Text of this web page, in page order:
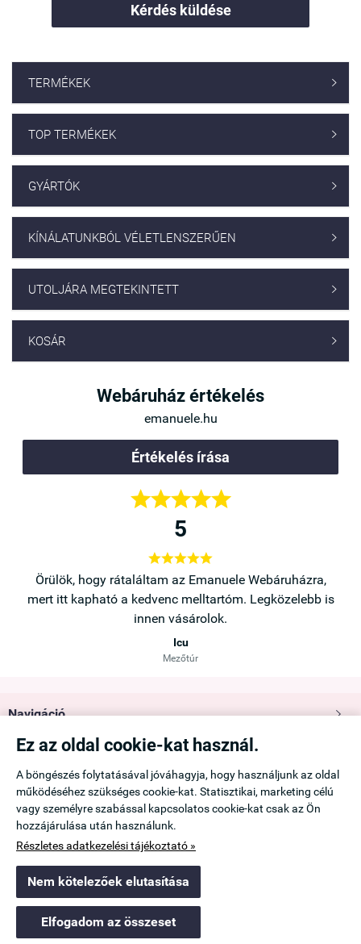
Ez az oldal cookie-kat használ.
A böngészés folytatásával jóváhagyja, hogy használjunk az oldal
működéséhez szükséges cookie-kat. Statisztikai, marketing célú
vagy személyre szabással kapcsolatos cookie-kat csak az Ön
hozzájárulása után használunk.
Részletes adatkezelési tájékoztató »
Nem kötelezőek elutasítása
Elfogadom az összeset
Kérdés küldése
TERMÉKEK 
TOP TERMÉKEK 
GYÁRTÓK 
KÍNÁLATUNKBÓL VÉLETLENSZERŰEN 
UTOLJÁRA MEGTEKINTETT 
KOSÁR 
Webáruház értékelés
emanuele.hu
Értékelés írása

5

Örülök, hogy rátaláltam az Emanuele Webáruházra,
mert itt kapható a kedvenc melltartóm. Legközelebb is
innen vásárolok.
Icu
Mezőtúr
Navigáció 
Saját fiók
Információk
Elérhetőség
Webáruház készítés